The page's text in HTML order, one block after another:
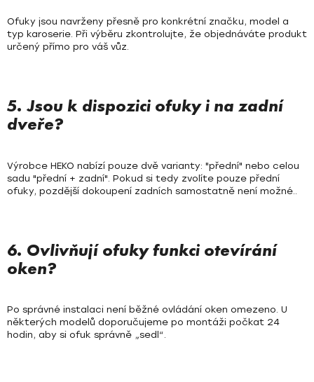
Ofuky jsou navrženy přesně pro konkrétní značku, model a
typ karoserie. Při výběru zkontrolujte, že objednáváte produkt
určený přímo pro váš vůz.
5. Jsou k dispozici ofuky i na zadní
dveře?
Výrobce HEKO nabízí pouze dvě varianty: "přední" nebo celou
sadu "přední + zadní". Pokud si tedy zvolíte pouze přední
ofuky, pozdější dokoupení zadních samostatně není možné..
6. Ovlivňují ofuky funkci otevírání
oken?
Po správné instalaci není běžné ovládání oken omezeno. U
některých modelů doporučujeme po montáži počkat 24
hodin, aby si ofuk správně „sedl“.